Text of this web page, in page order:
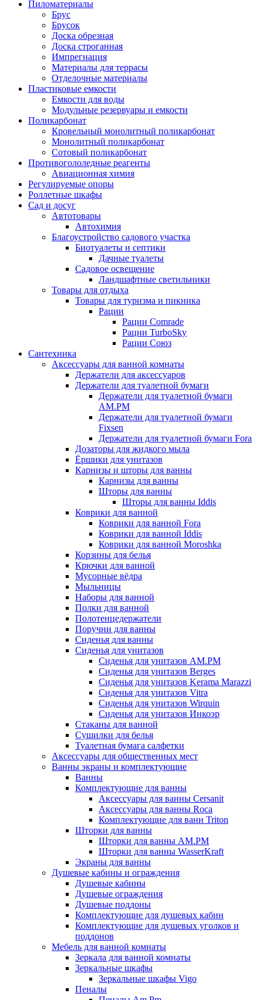
Пиломатериалы
Брус
Брусок
Доска обрезная
Доска строганная
Импрегнация
Материалы для террасы
Отделочные материалы
Пластиковые емкости
Емкости для воды
Модульные резервуары и емкости
Поликарбонат
Кровельный монолитный поликарбонат
Монолитный поликарбонат
Сотовый поликарбонат
Противогололедные реагенты
Авиационная химия
Регулируемые опоры
Роллетные шкафы
Сад и досуг
Автотовары
Автохимия
Благоустройство садового участка
Биотуалеты и септики
Дачные туалеты
Садовое освещение
Ландшафтные светильники
Товары для отдыха
Товары для туризма и пикника
Рации
Рации Comrade
Рации TurboSky
Рации Союз
Сантехника
Аксессуары для ванной комнаты
Держатели для аксессуаров
Держатели для туалетной бумаги
Держатели для туалетной бумаги
AM.PM
Держатели для туалетной бумаги
Fixsen
Держатели для туалетной бумаги Fora
Дозаторы для жидкого мыла
Ёршики для унитазов
Карнизы и шторы для ванны
Карнизы для ванны
Шторы для ванны
Шторы для ванны Iddis
Коврики для ванной
Коврики для ванной Fora
Коврики для ванной Iddis
Коврики для ванной Moroshka
Корзины для белья
Крючки для ванной
Мусорные вёдра
Мыльницы
Наборы для ванной
Полки для ванной
Полотенцедержатели
Поручни для ванны
Сиденья для ванны
Сиденья для унитазов
Сиденья для унитазов AM.PM
Сиденья для унитазов Berges
Сиденья для унитазов Kerama Marazzi
Сиденья для унитазов Vitra
Сиденья для унитазов Wirquin
Сиденья для унитазов Инкоэр
Стаканы для ванной
Сушилки для белья
Туалетная бумага салфетки
Аксессуары для общественных мест
Ванны экраны и комплектующие
Ванны
Комплектующие для ванны
Аксессуары для ванны Cersanit
Аксессуары для ванны Roca
Комплектующие для ванн Triton
Шторки для ванны
Шторки для ванны AM.PM
Шторки для ванны WasserKraft
Экраны для ванны
Душевые кабины и ограждения
Душевые кабины
Душевые ограждения
Душевые поддоны
Комплектующие для душевых кабин
Комплектующие для душевых уголков и
поддонов
Мебель для ванной комнаты
Зеркала для ванной комнаты
Зеркальные шкафы
Зеркальные шкафы Vigo
Пеналы